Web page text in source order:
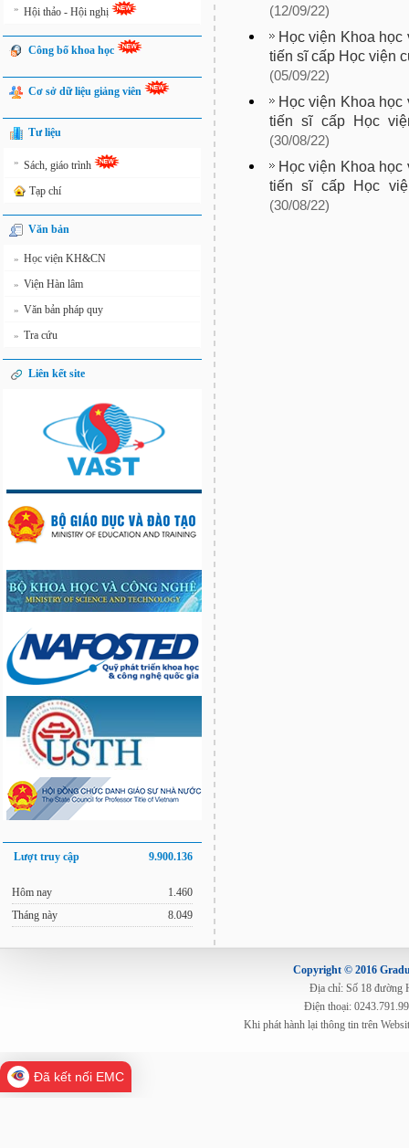
» Hội thảo - Hội nghị
Công bố khoa học
Cơ sở dữ liệu giảng viên
Tư liệu
» Sách, giáo trình
Tạp chí
Văn bản
» Học viện KH&CN
» Viện Hàn lâm
» Văn bản pháp quy
» Tra cứu
Liên kết site
Lượt truy cập 9.900.136
Hôm nay
Tháng này
1.460
8.049
(12/09/22)
Học viện Khoa học
tiến sĩ cấp Học viện
(05/09/22)
Học viện Khoa học
tiến sĩ cấp Học
(30/08/22)
Học viện Khoa học
tiến sĩ cấp Học
(30/08/22)
Copyright © 2016
Địa chỉ: Số 18 đường
Điện thoại:
Khi phát hành lại thông tin trên
Đã kết nối EMC